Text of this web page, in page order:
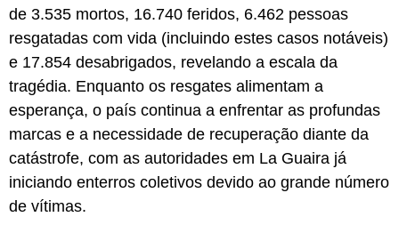
de 3.535 mortos, 16.740 feridos, 6.462 pessoas
resgatadas com vida (incluindo estes casos notáveis)
e 17.854 desabrigados, revelando a escala da
tragédia. Enquanto os resgates alimentam a
esperança, o país continua a enfrentar as profundas
marcas e a necessidade de recuperação diante da
catástrofe, com as autoridades em La Guaira já
iniciando enterros coletivos devido ao grande número
de vítimas.